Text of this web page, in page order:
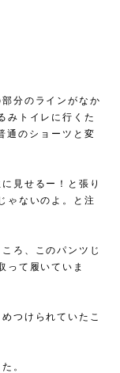
分のラインがなか
みトイレに行くた
通のショーツと変
見せるー！と張り
ゃないのよ。と注
ろ、このパンツじ
て履いていま
つけられていたこ
た。